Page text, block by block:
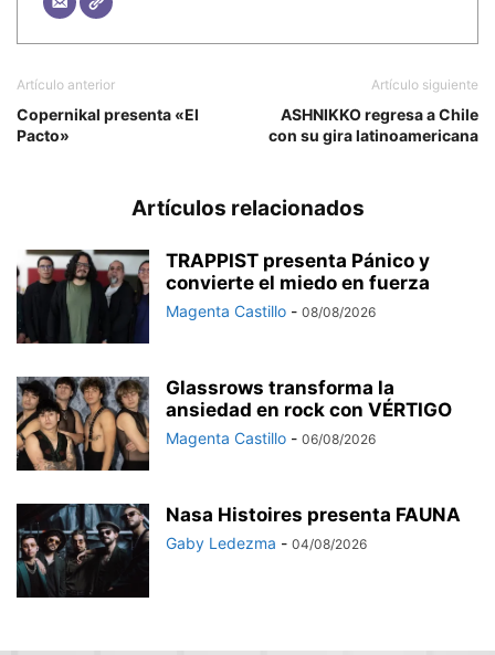
Artículo anterior
Copernikal presenta «El
Pacto»
Artículo siguiente
ASHNIKKO regresa a Chile
con su gira latinoamericana
Artículos relacionados
TRAPPIST presenta Pánico y
convierte el miedo en fuerza
Magenta Castillo - 08/08/2026
Glassrows transforma la
ansiedad en rock con VÉRTIGO
Magenta Castillo - 06/08/2026
Nasa Histoires presenta FAUNA
Gaby Ledezma - 04/08/2026